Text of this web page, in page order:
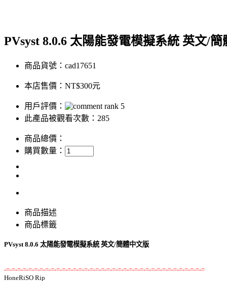
PVsyst 8.0.6 太陽能發電模擬系統 英文/簡
商品貨號：cad17651
本店售價： NT$300元
用戶評價：
此產品被觀看次數：285
商品總價：
購買數量：
商品描述
商品標籤
PVsyst 8.0.6 太陽能發電模擬系統 英文/簡體中文版
-=-=-=-=-=-=-=-=-=-=-=-=-=-=-=-=-=-=-=-=-=-=-=-=-=-=-=-=-=-=-=-=-=-=-=-=